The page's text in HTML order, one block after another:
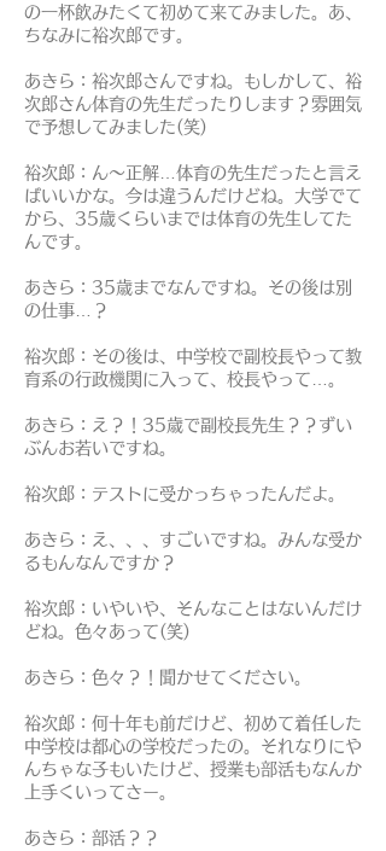
の一杯飲みたくて初めて来てみました。あ、
ちなみに裕次郎です。
あきら：裕次郎さんですね。もしかして、裕
次郎さん体育の先生だったりします？雰囲気
で予想してみました(笑)
裕次郎：ん～正解…体育の先生だったと言え
ばいいかな。今は違うんだけどね。大学でて
から、35歳くらいまでは体育の先生してた
んです。
あきら：35歳までなんですね。その後は別
の仕事…？
裕次郎：その後は、中学校で副校長やって教
育系の行政機関に入って、校長やって…。
あきら：え？！35歳で副校長先生？？ずい
ぶんお若いですね。
裕次郎：テストに受かっちゃったんだよ。
あきら：え、、、すごいですね。みんな受か
るもんなんですか？
裕次郎：いやいや、そんなことはないんだけ
どね。色々あって(笑)
あきら：色々？！聞かせてください。
裕次郎：何十年も前だけど、初めて着任した
中学校は都心の学校だったの。それなりにや
んちゃな子もいたけど、授業も部活もなんか
上手くいってさー。
あきら：部活？？